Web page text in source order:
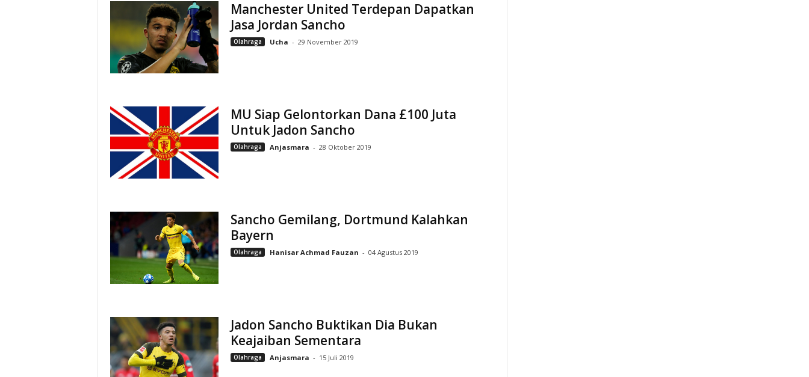
Manchester United Terdepan Dapatkan
Jasa Jordan Sancho
Olahraga Ucha - 29 November 2019
MU Siap Gelontorkan Dana £100 Juta
Untuk Jadon Sancho
Olahraga Anjasmara - 28 Oktober 2019
Sancho Gemilang, Dortmund Kalahkan
Bayern
Olahraga Hanisar Achmad Fauzan - 04 Agustus 2019
Jadon Sancho Buktikan Dia Bukan
Keajaiban Sementara
Olahraga Anjasmara - 15 Juli 2019